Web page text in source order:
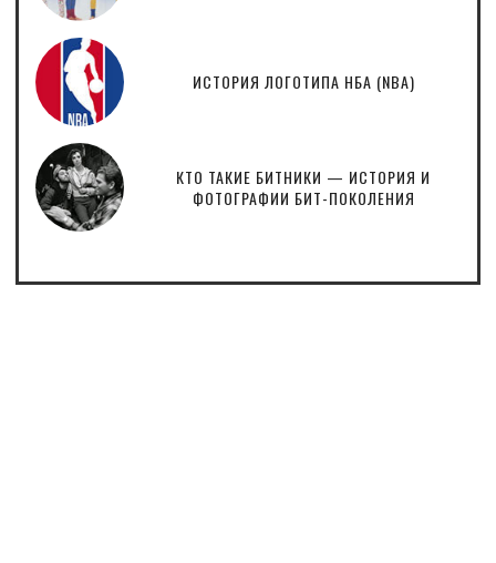
ИСТОРИЯ ЛОГОТИПА НБА (NBA)
КТО ТАКИЕ БИТНИКИ — ИСТОРИЯ И
ФОТОГРАФИИ БИТ-ПОКОЛЕНИЯ